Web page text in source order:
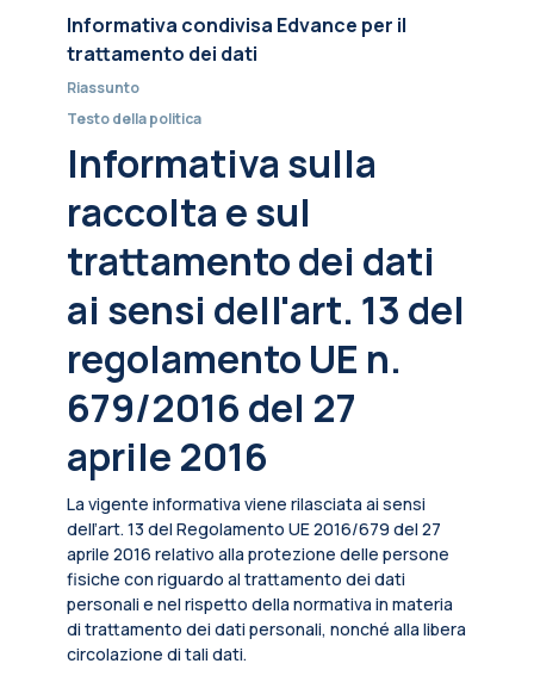
Informativa condivisa Edvance per il
trattamento dei dati
Riassunto
Testo della politica
Informativa sulla
raccolta e sul
trattamento dei dati
ai sensi dell'art. 13 del
regolamento UE n.
679/2016 del 27
aprile 2016
La vigente informativa viene rilasciata ai sensi
dell’art. 13 del Regolamento UE 2016/679 del 27
aprile 2016 relativo alla protezione delle persone
fisiche con riguardo al trattamento dei dati
personali e nel rispetto della normativa in materia
di trattamento dei dati personali, nonché alla libera
circolazione di tali dati.